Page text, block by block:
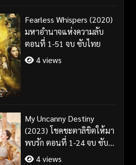
Fearless Whispers (2020)
มหาอำนาจแห่งความลับ
ตอนที่ 1-51 จบ ซับไทย
4 views
My Uncanny Destiny
(2023) โชคชะตาลิขิตให้มา
พบรัก ตอนที่ 1-24 จบ ซับ
ไทย/พากย์ไทย
4 views